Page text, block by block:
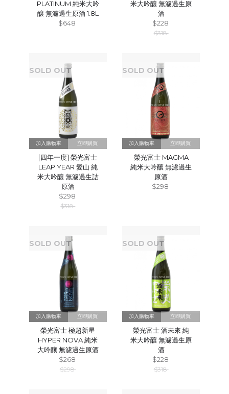
PLATINUM 純米大吟
釀 無濾過生原酒 1.8L
$648
米大吟釀 無濾過生原
酒
$228
$318
SOLD OUT
立即購買
[四年一度] 榮光富士
LEAP YEAR 愛山 純
米大吟釀 無濾過生詰
原酒
$298
$318
SOLD OUT
立即購買
榮光富士 MAGMA
純米大吟釀 無濾過生
原酒
$298
SOLD OUT
立即購買
榮光富士 極超新星
HYPER NOVA 純米
大吟釀 無濾過生原酒
$268
$298
SOLD OUT
立即購買
榮光富士 酒未來 純
米大吟釀 無濾過生原
酒
$228
$318